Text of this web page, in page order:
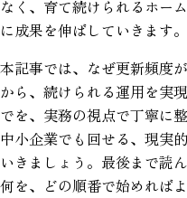
なく、育て続けられるホー
に成果を伸ばしていきます。
本記事では、なぜ更新頻度
から、続けられる運用を実
でを、実務の視点で丁寧に
中小企業でも回せる、現実
いきましょう。最後まで読
何を、どの順番で始めれば